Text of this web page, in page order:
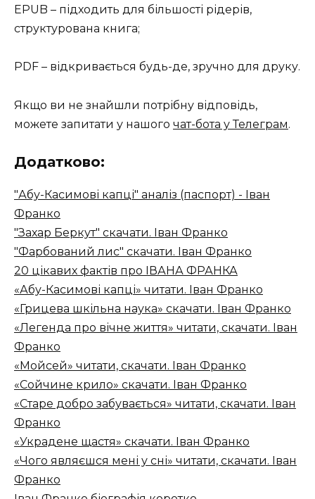
EPUB – підходить для більшості рідерів,
структурована книга;
PDF – відкривається будь-де, зручно для друку.
Якщо ви не знайшли потрібну відповідь,
можете запитати у нашого чат-бота у Телеграм.
Додатково:
"Абу-Касимові капці" аналіз (паспорт) - Іван
Франко
"Захар Беркут" скачати. Іван Франко
"Фарбований лис" скачати. Іван Франко
20 цікавих фактів про ІВАНА ФРАНКА
«Абу-Касимові капці» читати. Іван Франко
«Грицева шкільна наука» скачати. Іван Франко
«Легенда про вічне життя» читати, скачати. Іван
Франко
«Мойсей» читати, скачати. Іван Франко
«Сойчине крило» скачати. Іван Франко
«Старе добро забувається» читати, скачати. Іван
Франко
«Украдене щастя» скачати. Іван Франко
«Чого являєшся мені у сні» читати, скачати. Іван
Франко